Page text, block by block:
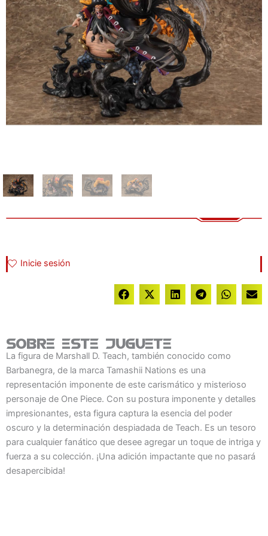
Inicie sesión
Sobre este juguete
La figura de Marshall D. Teach, también conocido como
Barbanegra, de la marca Tamashii Nations es una
representación imponente de este carismático y misterioso
personaje de One Piece. Con su postura imponente y detalles
impresionantes, esta figura captura la esencia del poder
oscuro y la determinación despiadada de Teach. Es un tesoro
para cualquier fanático que desee agregar un toque de intriga y
fuerza a su colección. ¡Una adición impactante que no pasará
desapercibida!